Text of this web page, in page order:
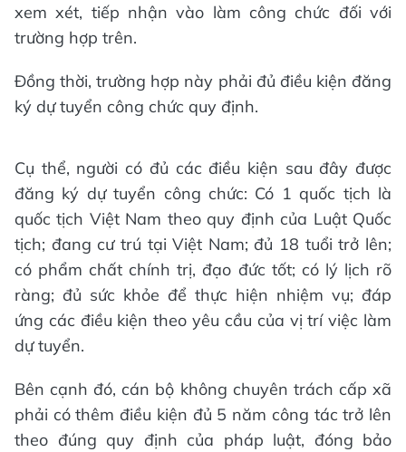
xem xét, tiếp nhận vào làm công chức đối với
trường hợp trên.
Đồng thời, trường hợp này phải đủ điều kiện đăng
ký dự tuyển công chức quy định.
Cụ thể, người có đủ các điều kiện sau đây được
đăng ký dự tuyển công chức: Có 1 quốc tịch là
quốc tịch Việt Nam theo quy định của Luật Quốc
tịch; đang cư trú tại Việt Nam; đủ 18 tuổi trở lên;
có phẩm chất chính trị, đạo đức tốt; có lý lịch rõ
ràng; đủ sức khỏe để thực hiện nhiệm vụ; đáp
ứng các điều kiện theo yêu cầu của vị trí việc làm
dự tuyển.
Bên cạnh đó, cán bộ không chuyên trách cấp xã
phải có thêm điều kiện đủ 5 năm công tác trở lên
theo đúng quy định của pháp luật, đóng bảo